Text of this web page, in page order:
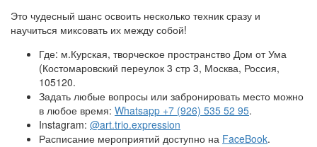
Это чудесный шанс освоить несколько техник сразу и
научиться миксовать их между собой!
Где: м.Курская, творческое пространство Дом от Ума
(Костомаровский переулок 3 стр 3, Москва, Россия,
105120.
Задать любые вопросы или забронировать место можно
в любое время: Whatsapp +7 (926) 535 52 95.
Instagram: @art.trio.expression
Расписание мероприятий доступно на FaceBook.